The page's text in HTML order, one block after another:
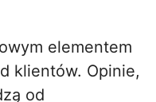
elementem
klientów. Opinie,
od